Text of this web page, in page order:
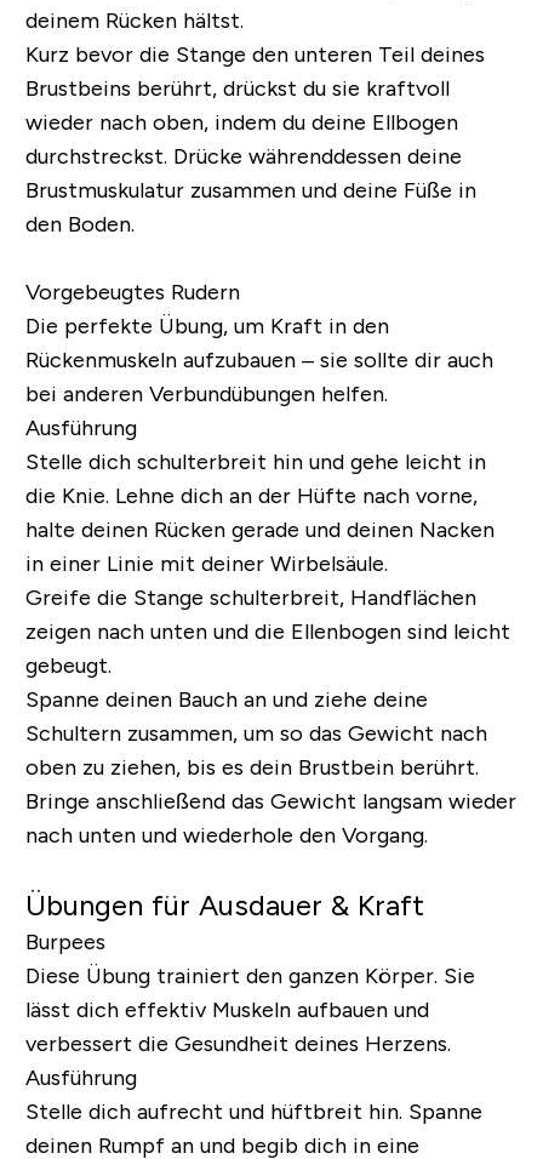
deinem Rücken hältst.
Kurz bevor die Stange den unteren Teil deines
Brustbeins berührt, drückst du sie kraftvoll
wieder nach oben, indem du deine Ellbogen
durchstreckst. Drücke währenddessen deine
Brustmuskulatur zusammen und deine Füße in
den Boden.
Vorgebeugtes Rudern
Die perfekte Übung, um Kraft in den
Rückenmuskeln aufzubauen – sie sollte dir auch
bei anderen Verbundübungen helfen.
Ausführung
Stelle dich schulterbreit hin und gehe leicht in
die Knie. Lehne dich an der Hüfte nach vorne,
halte deinen Rücken gerade und deinen Nacken
in einer Linie mit deiner Wirbelsäule.
Greife die Stange schulterbreit, Handflächen
zeigen nach unten und die Ellenbogen sind leicht
gebeugt.
Spanne deinen Bauch an und ziehe deine
Schultern zusammen, um so das Gewicht nach
oben zu ziehen, bis es dein Brustbein berührt.
Bringe anschließend das Gewicht langsam wieder
nach unten und wiederhole den Vorgang.
Übungen für Ausdauer & Kraft
Burpees
Diese Übung trainiert den ganzen Körper. Sie
lässt dich effektiv Muskeln aufbauen und
verbessert die Gesundheit deines Herzens.
Ausführung
Stelle dich aufrecht und hüftbreit hin. Spanne
deinen Rumpf an und begib dich in eine